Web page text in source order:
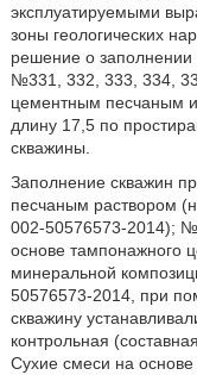
эксплуатируемыми
зоны геологических
решение о
№331, 332, 333, 334,
цементным песчаным
длину 17,5 по
скважины.
Заполнение скважин
песчаным раствором
002-50576573-2014);
основе
минеральной
50576573-2014, при
скважину
контрольная
Сухие смеси на